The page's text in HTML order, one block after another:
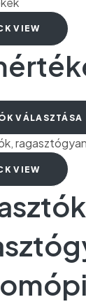
VIEW
VÁLASZTÁSA
VIEW